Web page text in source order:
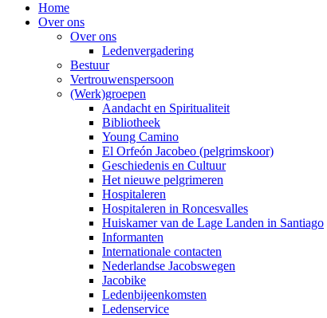
Home
Over ons
Over ons
Ledenvergadering
Bestuur
Vertrouwenspersoon
(Werk)groepen
Aandacht en Spiritualiteit
Bibliotheek
Young Camino
El Orfeón Jacobeo (pelgrimskoor)
Geschiedenis en Cultuur
Het nieuwe pelgrimeren
Hospitaleren
Hospitaleren in Roncesvalles
Huiskamer van de Lage Landen in Santiago
Informanten
Internationale contacten
Nederlandse Jacobswegen
Jacobike
Ledenbijeenkomsten
Ledenservice